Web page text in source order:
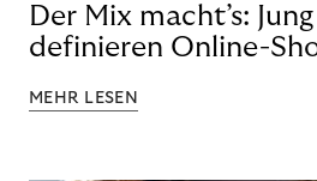
Der Mix macht’s:
definieren Online-
MEHR LESEN